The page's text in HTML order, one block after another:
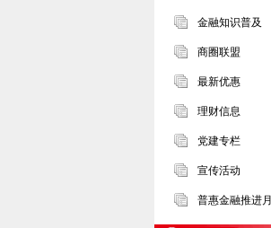
金融知识普及
商圈联盟
最新优惠
理财信息
党建专栏
宣传活动
普惠金融推进月